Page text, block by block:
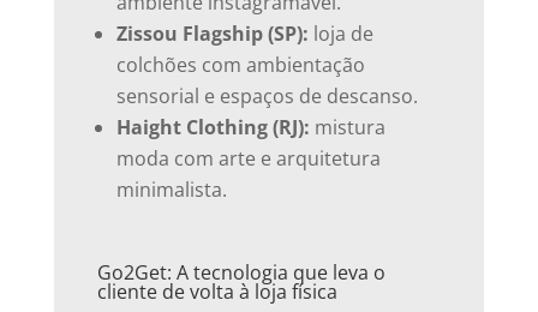
Zissou Flagship (SP): loja de
colchões com ambientação
sensorial e espaços de descanso.
Haight Clothing (RJ): mistura
moda com arte e arquitetura
minimalista.
Go2Get: A tecnologia que leva o
cliente de volta à loja física